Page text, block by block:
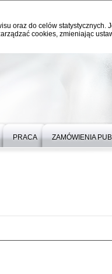
oraz do celów
cookies, zmieniając
PRACA ZAMÓWIENIA